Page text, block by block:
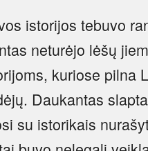
istorijos tebuvo
neturėjo lėšų
kuriose pilna
Daukantas
su istorikais